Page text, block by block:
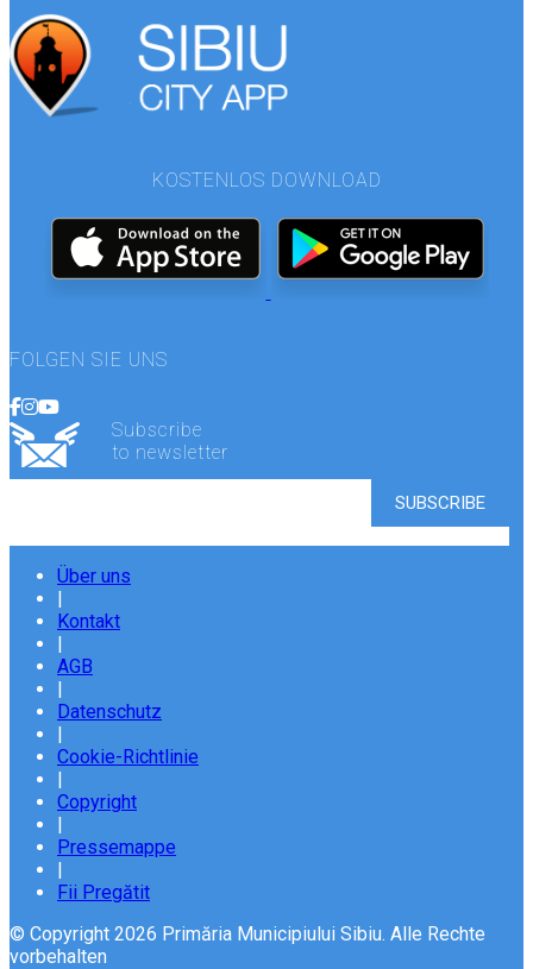
KOSTENLOS DOWNLOAD
FOLGEN SIE UNS
Subscribe
to newsletter
Über uns
|
Kontakt
|
AGB
|
Datenschutz
|
Cookie-Richtlinie
|
Copyright
|
Pressemappe
|
Fii Pregătit
© Copyright 2026 Primăria Municipiului Sibiu. Alle Rechte
vorbehalten